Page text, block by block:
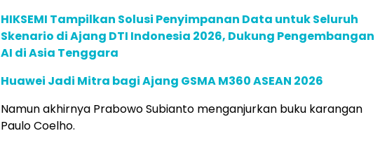
HIKSEMI Tampilkan Solusi Penyimpanan Data untuk Seluruh
Skenario di Ajang DTI Indonesia 2026, Dukung Pengembangan
AI di Asia Tenggara
Huawei Jadi Mitra bagi Ajang GSMA M360 ASEAN 2026
Namun akhirnya Prabowo Subianto menganjurkan buku karangan
Paulo Coelho.